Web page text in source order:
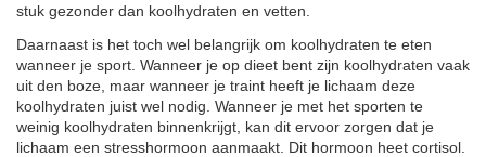
stuk gezonder dan koolhydraten en vetten.
Daarnaast is het toch wel belangrijk om koolhydraten te eten
wanneer je sport. Wanneer je op dieet bent zijn koolhydraten vaak
uit den boze, maar wanneer je traint heeft je lichaam deze
koolhydraten juist wel nodig. Wanneer je met het sporten te
weinig koolhydraten binnenkrijgt, kan dit ervoor zorgen dat je
lichaam een stresshormoon aanmaakt. Dit hormoon heet cortisol.